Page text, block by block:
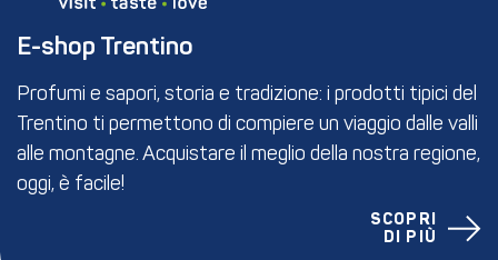
E-shop Trentino
Profumi e sapori, storia e tradizione: i prodotti tipici del
Trentino ti permettono di compiere un viaggio dalle valli
alle montagne. Acquistare il meglio della nostra regione,
oggi, è facile!
SCOPRI
DI PIÙ